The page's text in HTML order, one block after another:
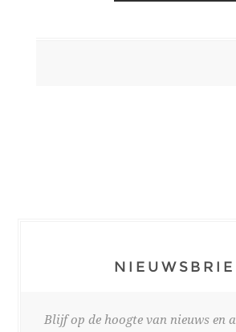
Blijf op de hoogte van nieuws en